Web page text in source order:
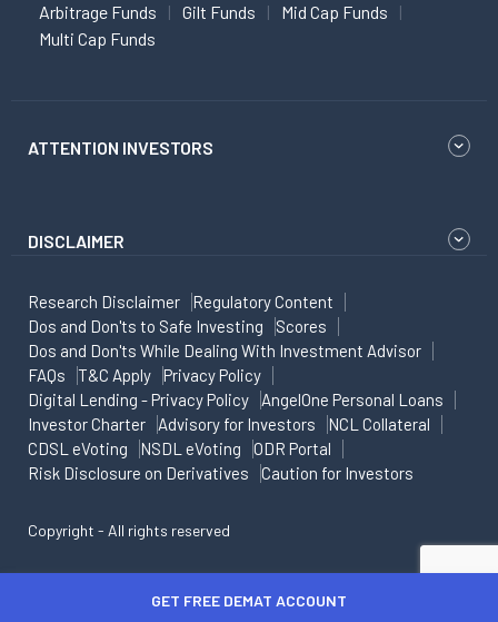
Arbitrage Funds
Gilt Funds
Mid Cap Funds
Multi Cap Funds
ATTENTION INVESTORS
DISCLAIMER
Research Disclaimer
Regulatory Content
Dos and Don'ts to Safe Investing
Scores
Dos and Don'ts While Dealing With Investment Advisor
FAQs
T&C Apply
Privacy Policy
Digital Lending - Privacy Policy
AngelOne Personal Loans
Investor Charter
Advisory for Investors
NCL Collateral
CDSL eVoting
NSDL eVoting
ODR Portal
Risk Disclosure on Derivatives
Caution for Investors
Copyright - All rights reserved
GET FREE DEMAT ACCOUNT